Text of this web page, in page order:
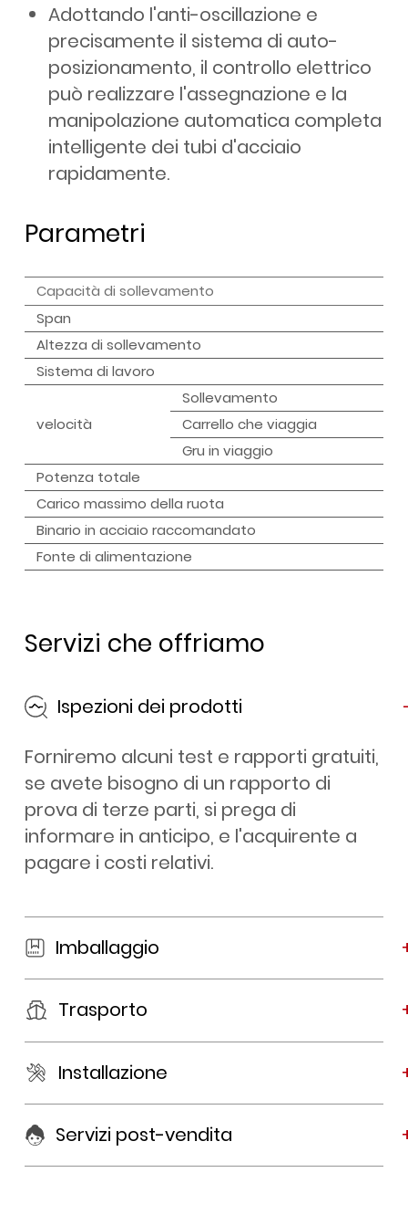
Adottando l'anti-oscillazione e
precisamente il sistema di auto-
posizionamento, il controllo elettrico
può realizzare l'assegnazione e la
manipolazione automatica completa
intelligente dei tubi d'acciaio
rapidamente.
Parametri
Capacità di sollevamento
Span
Altezza di sollevamento
Sistema di lavoro
velocità
Sollevamento
Carrello che viaggia
Gru in viaggio
Potenza totale
Carico massimo della ruota
Binario in acciaio raccomandato
Fonte di alimentazione
Servizi che offriamo
Ispezioni dei prodotti
Forniremo alcuni test e rapporti gratuiti,
se avete bisogno di un rapporto di
prova di terze parti, si prega di
informare in anticipo, e l'acquirente a
pagare i costi relativi.
Imballaggio
Trasporto
Installazione
Servizi post-vendita